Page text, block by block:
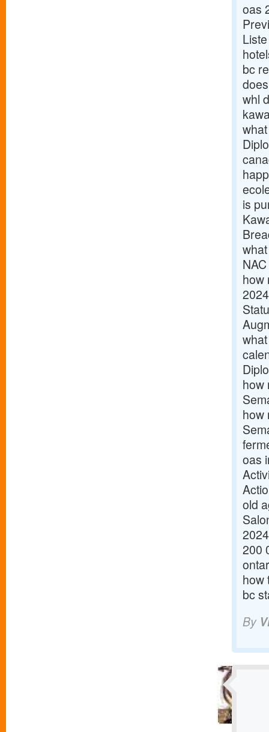
oas
bc
whl
is
how
how
how
oas
old
200
how
bc
By